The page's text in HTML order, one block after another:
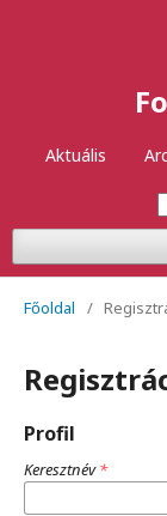
Aktuális
Főoldal /
Profil
Keresztnév*